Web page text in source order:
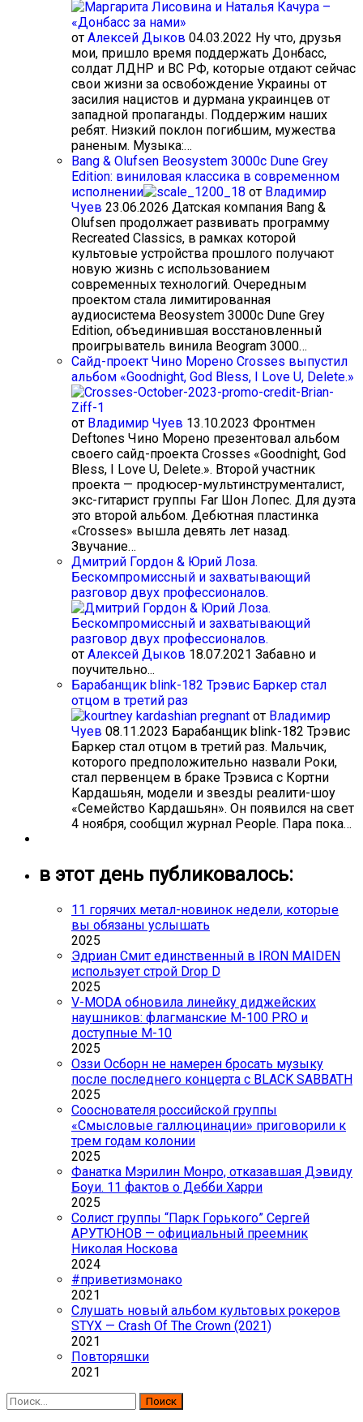
от Алексей Дыков 04.03.2022 Ну что, друзья
мои, пришло время поддержать Донбасс,
солдат ЛДНР и ВС РФ, которые отдают сейчас
свои жизни за освобождение Украины от
засилия нацистов и дурмана украинцев от
западной пропаганды. Поддержим наших
ребят. Низкий поклон погибшим, мужества
раненым. Музыка:…
Bang & Olufsen Beosystem 3000c Dune Grey
Edition: виниловая классика в современном
исполнении
от Владимир
Чуев 23.06.2026 Датская компания Bang &
Olufsen продолжает развивать программу
Recreated Classics, в рамках которой
культовые устройства прошлого получают
новую жизнь с использованием
современных технологий. Очередным
проектом стала лимитированная
аудиосистема Beosystem 3000c Dune Grey
Edition, объединившая восстановленный
проигрыватель винила Beogram 3000…
Сайд-проект Чино Морено Crosses выпустил
альбом «Goodnight, God Bless, I Love U, Delete.»
от Владимир Чуев 13.10.2023 Фронтмен
Deftones Чино Морено презентовал альбом
своего сайд-проекта Crosses «Goodnight, God
Bless, I Love U, Delete.». Второй участник
проекта — продюсер-мультинструменталист,
экс-гитарист группы Far Шон Лопес. Для дуэта
это второй альбом. Дебютная пластинка
«Crosses» вышла девять лет назад.
Звучание…
Дмитрий Гордон & Юрий Лоза.
Бескомпромиссный и захватывающий
разговор двух профессионалов.
от Алексей Дыков 18.07.2021 Забавно и
поучительно...
Барабанщик blink-182 Трэвис Баркер стал
отцом в третий раз
от Владимир
Чуев 08.11.2023 Барабанщик blink-182 Трэвис
Баркер стал отцом в третий раз. Мальчик,
которого предположительно назвали Роки,
стал первенцем в браке Трэвиса с Кортни
Кардашьян, модели и звезды реалити-шоу
«Семейство Кардашьян». Он появился на свет
4 ноября, сообщил журнал People. Пара пока…
в этот день публиковалось:
11 горячих метал-новинок недели, которые
вы обязаны услышать
2025
Эдриан Смит единственный в IRON MAIDEN
использует строй Drop D
2025
V-MODA обновила линейку диджейских
наушников: флагманские M-100 PRO и
доступные M-10
2025
Оззи Осборн не намерен бросать музыку
после последнего концерта с BLACK SABBATH
2025
Сооснователя российской группы
«Смысловые галлюцинации» приговорили к
трем годам колонии
2025
Фанатка Мэрилин Монро, отказавшая Дэвиду
Боуи. 11 фактов о Дебби Харри
2025
Солист группы “Парк Горького” Сергей
АРУТЮНОВ — официальный преемник
Николая Носкова
2024
#приветизмонако
2021
Слушать новый альбом культовых рокеров
STYX — Crash Of The Crown (2021)
2021
Повторяшки
2021
Найти: